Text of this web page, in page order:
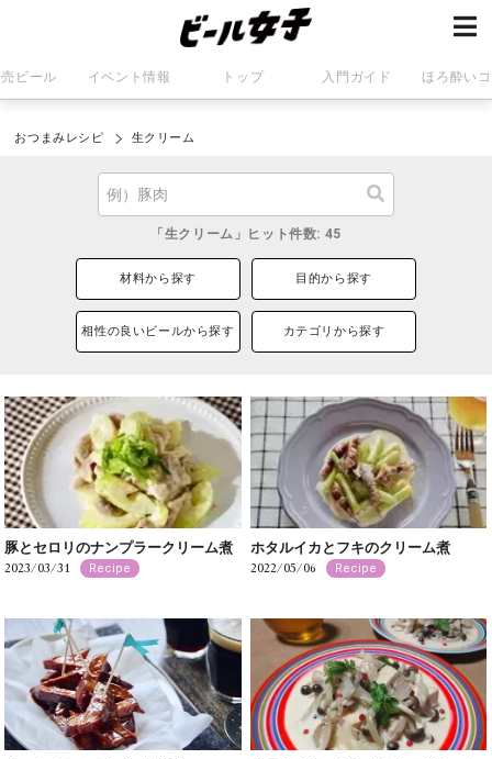
ビール イベント情報 トップ 入門ガイド ほろ酔い
おつまみレシピ 生クリーム
「生クリーム」ヒット件数: 45
材料から探す 目的から探す
相性の良いビールから探す カテゴリから探す
豚とセロリのナンプラークリーム煮
2023/03/31 Recipe
ホタルイカとフキのクリーム煮
2022/05/06 Recipe